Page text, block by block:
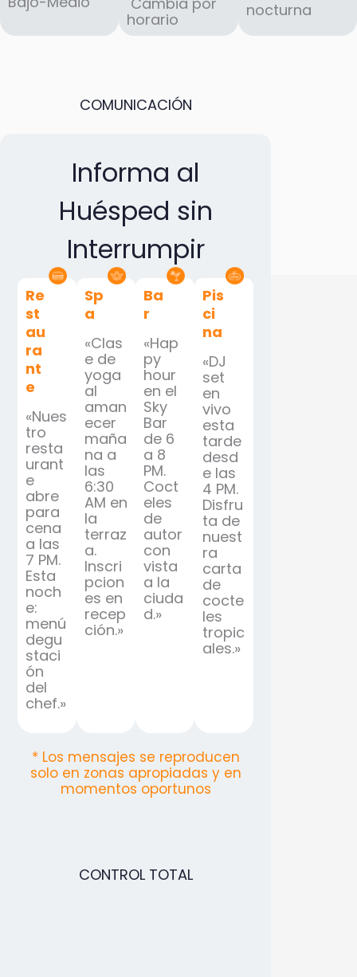
horario
nocturna
CONTROL TOTAL
COMUNICACIÓN
Informa al
Huésped sin
Interrumpir
Re
st
au
ra
nt
e
«Nues
tro
resta
urant
e
abre
para
cena
a las
7 PM.
Esta
noch
e:
menú
degu
staci
ón
del
chef.»
Sp
a
«Clas
e de
yoga
al
aman
ecer
maña
na a
las
6:30
AM en
la
terraz
a.
Inscri
pcion
es en
recep
ción.»
Ba
r
«Hap
py
hour
en el
Sky
Bar
de 6
a 8
PM.
Coct
eles
de
autor
con
vista
a la
ciuda
d.»
Pis
ci
na
«DJ
set
en
vivo
esta
tarde
desd
e las
4 PM.
Disfru
ta de
nuest
ra
carta
de
cocte
les
tropic
ales.»
* Los mensajes se reproducen
solo en zonas apropiadas y en
momentos oportunos